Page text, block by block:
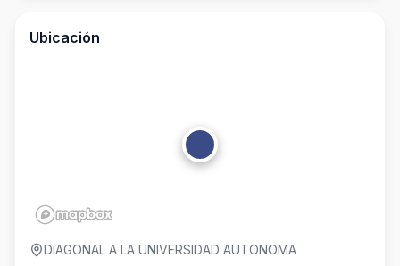
Ubicación
DIAGONAL A LA UNIVERSIDAD AUTONOMA